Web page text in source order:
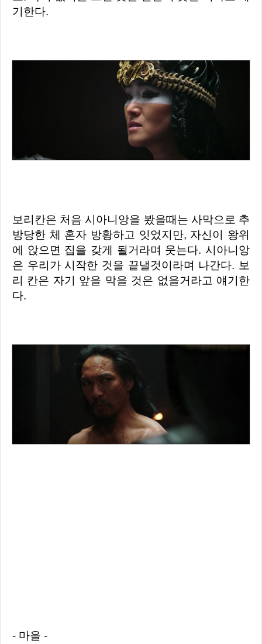
기한다.
보리칸은 처음 시아니앙을 봤을때는 사막으로 추
방당한 체 혼자 방황하고 잇었지만, 자신이 왕위
에 앉으면 집을 갖게 될거라며 웃는다. 시아니앙
은 우리가 시작한 것을 끝낼것이라며 나간다. 보
리 칸은 자기 앞을 막을 것은 없을거라고 얘기한
다.
- 마을 -